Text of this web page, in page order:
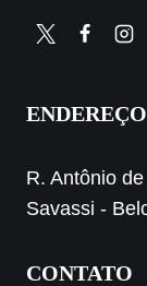
ENDEREÇO
R. Antônio
Savassi -
CONTATO